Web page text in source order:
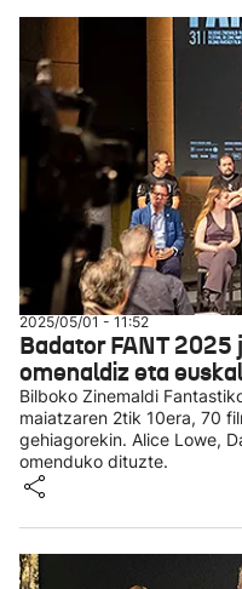
2025/05/01 - 11:52
Badator FANT 2025
omenaldiz eta
Bilboko Zinemaldi
maiatzaren 2tik 10era, 70
gehiagorekin. Alice Lowe,
omenduko dituzte.